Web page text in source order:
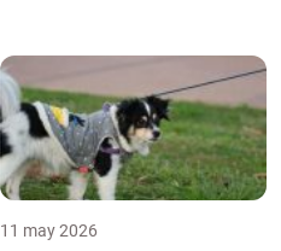
11 may 2026